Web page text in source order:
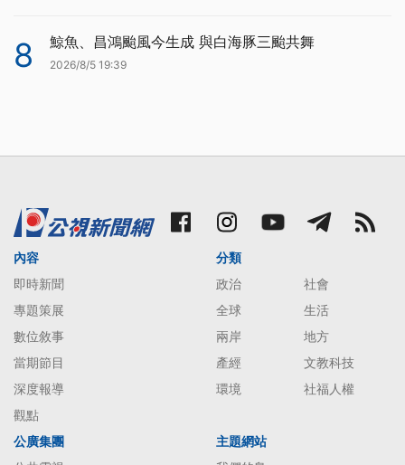
8 鯨魚、昌鴻颱風今生成 與白海豚三颱共舞
2026/8/5 19:39
內容
即時新聞
專題策展
數位敘事
當期節目
深度報導
觀點
分類
政治
社會
全球
生活
兩岸
地方
產經
文教科技
環境
社福人權
公廣集團
主題網站